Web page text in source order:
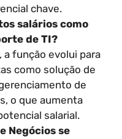
chave.
salários como
de TI?
a função evolui para
como solução de
de
o que aumenta
salarial.
Negócios se